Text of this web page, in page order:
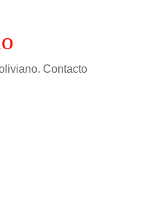
Contacto